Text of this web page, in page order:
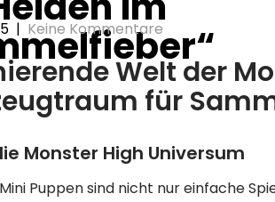
| Keine Kommentare
Welt der
für
Monster High Universum
Puppen sind nicht nur einfache